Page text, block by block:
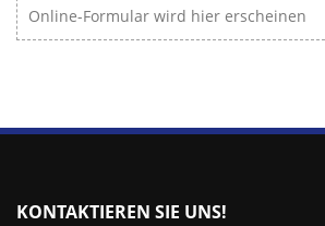
Online-Formular wird hier erscheinen
KONTAKTIEREN SIE UNS!